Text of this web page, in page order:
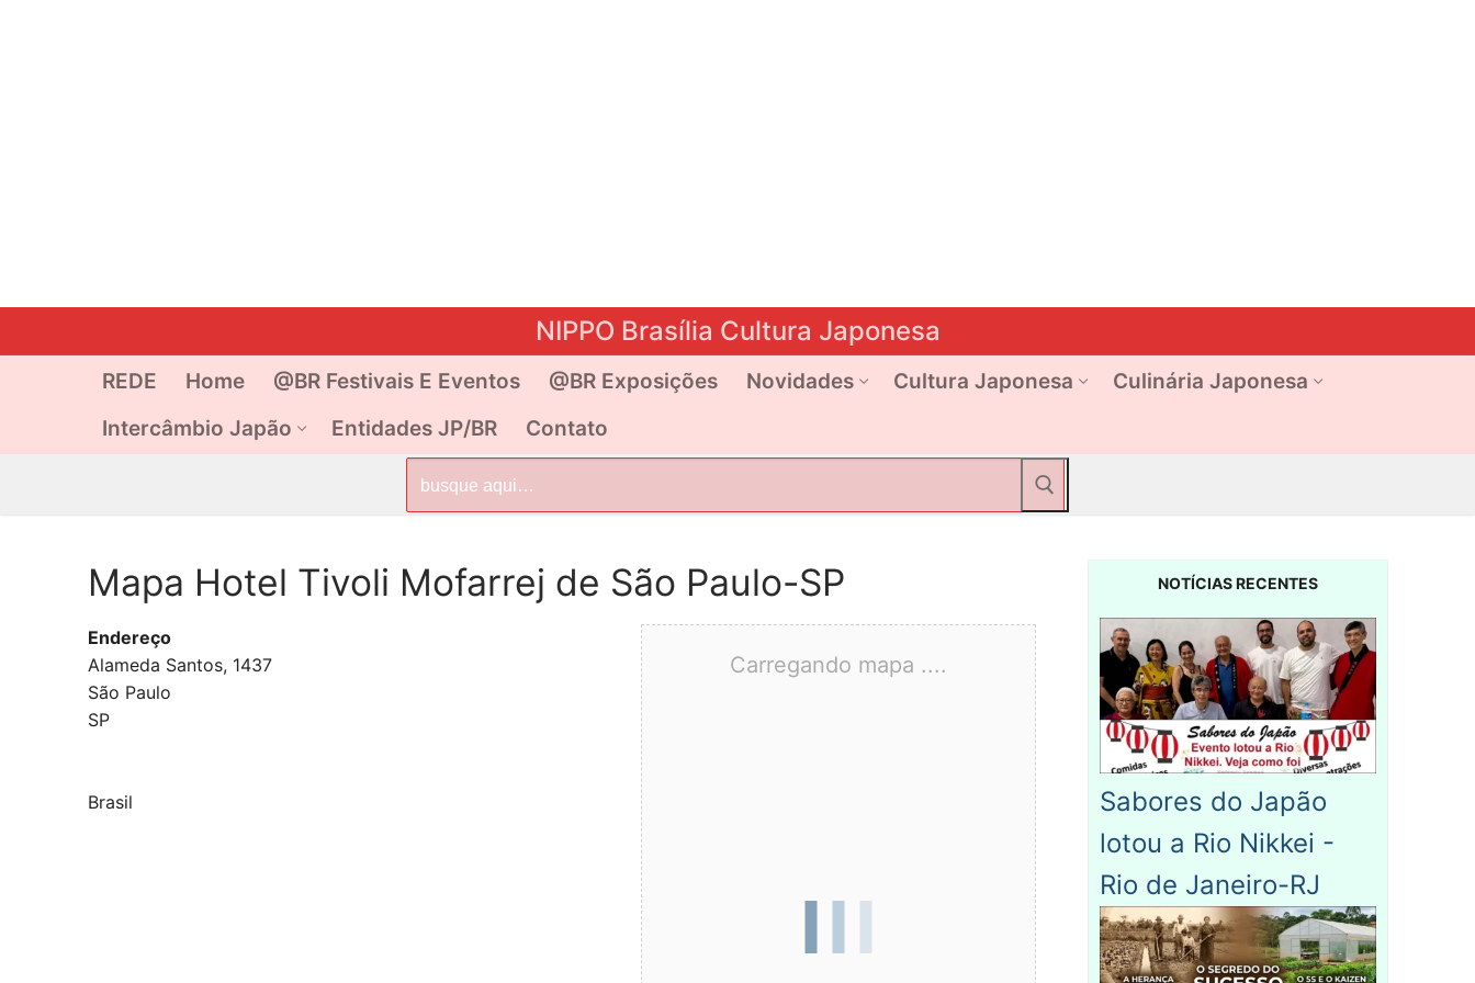
NIPPO Brasília Cultura Japonesa
REDE Home @BR Festivais E Eventos @BR Exposições Novidades Cultura Japonesa
Culinária Japonesa
Intercâmbio Japão
Entidades JP/BR Contato
por:
Mapa Hotel Tivoli Mofarrej de São Paulo-SP
Carregando mapa ....
Endereço
Alameda Santos, 1437
São Paulo
SP
Brasil
NOTÍCIAS RECENTES
Sabores do Japão
lotou a Rio Nikkei -
Rio de Janeiro-RJ